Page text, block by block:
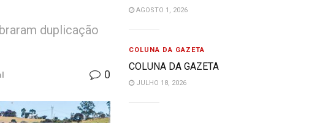
duplicação
0
AGOSTO 1, 2026
COLUNA DA GAZETA
COLUNA DA GAZETA
JULHO 18, 2026